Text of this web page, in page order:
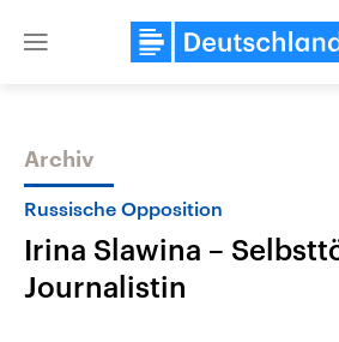
Close
Themen
Archiv
Russische Opposition
Irina Slawina –
Journalistin